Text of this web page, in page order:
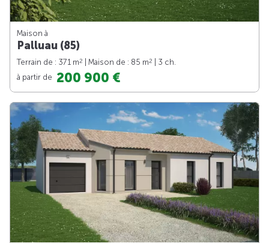
Maison à
Palluau (85)
Terrain de : 371 m2 | Maison de : 85 m2
| 3 ch.
à partir de 200 900 €